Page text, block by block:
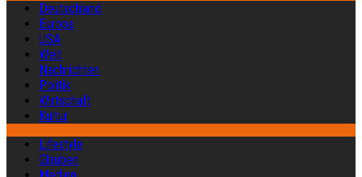
Deutschland
Europa
USA
Welt
Nachrichten
Politik
Wirtschaft
Kultur
Lifestyle
Glauben